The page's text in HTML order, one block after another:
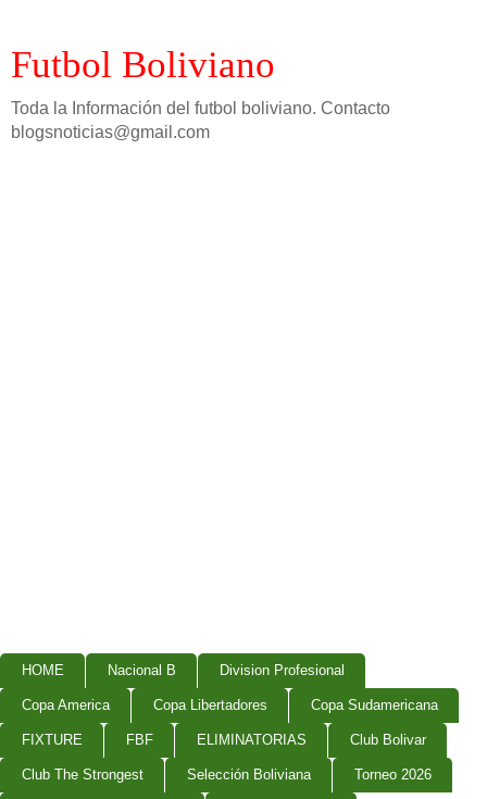
Futbol Boliviano
Toda la Información del futbol boliviano. Contacto
blogsnoticias@gmail.com
HOME Nacional B Division Profesional
Copa America Copa Libertadores Copa Sudamericana
FIXTURE FBF ELIMINATORIAS Club Bolivar
Club The Strongest Selección Boliviana Torneo 2026